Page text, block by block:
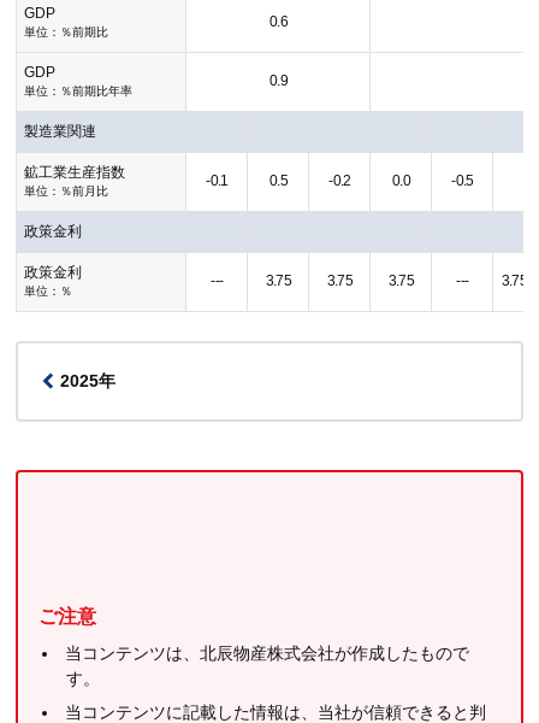
GDP
単位：％前期比
0.6
GDP
単位：％前期比年率
0.9
製造業関連
鉱工業生産指数
単位：％前月比
-0.1 0.5 -0.2 0.0 -0.5
政策金利
政策金利
単位：％
--- 3.75 3.75 3.75 --- 3.75
2025年
ご注意
当コンテンツは、北辰物産株式会社が作成したもので
す。
当コンテンツに記載した情報は、当社が信頼できると判